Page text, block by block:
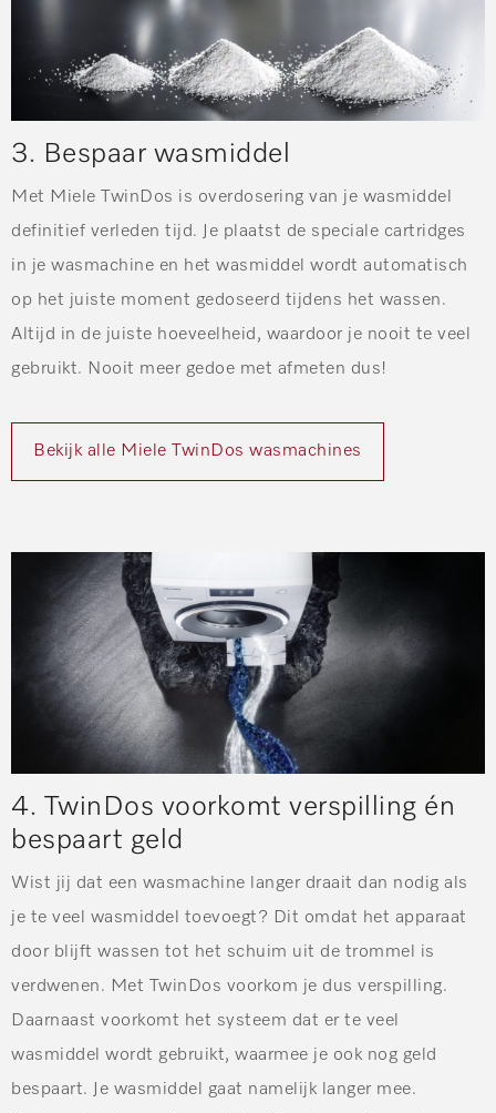
3. Bespaar wasmiddel
Met Miele TwinDos is overdosering van je wasmiddel
definitief verleden tijd. Je plaatst de speciale cartridges
in je wasmachine en het wasmiddel wordt automatisch
op het juiste moment gedoseerd tijdens het wassen.
Altijd in de juiste hoeveelheid, waardoor je nooit te veel
gebruikt. Nooit meer gedoe met afmeten dus!
Bekijk alle Miele TwinDos wasmachines
4. TwinDos voorkomt verspilling én
bespaart geld
Wist jij dat een wasmachine langer draait dan nodig als
je te veel wasmiddel toevoegt? Dit omdat het apparaat
door blijft wassen tot het schuim uit de trommel is
verdwenen. Met TwinDos voorkom je dus verspilling.
Daarnaast voorkomt het systeem dat er te veel
wasmiddel wordt gebruikt, waarmee je ook nog geld
bespaart. Je wasmiddel gaat namelijk langer mee.